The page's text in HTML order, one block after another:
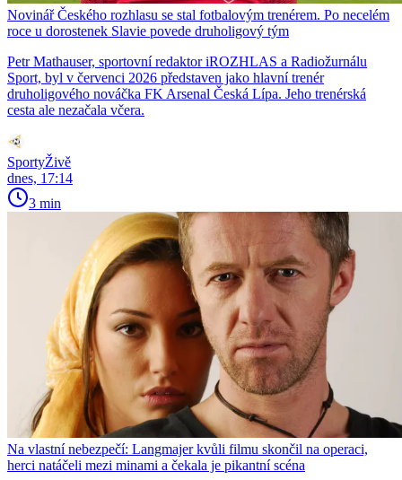
Novinář Českého rozhlasu se stal fotbalovým trenérem. Po necelém
roce u dorostenek Slavie povede druholigový tým
Petr Mathauser, sportovní redaktor iROZHLAS a Radiožurnálu
Sport, byl v červenci 2026 představen jako hlavní trenér
druholigového nováčka FK Arsenal Česká Lípa. Jeho trenérská
cesta ale nezačala včera.
SportyŽivě
dnes, 17:14
3 min
Na vlastní nebezpečí: Langmajer kvůli filmu skončil na operaci,
herci natáčeli mezi minami a čekala je pikantní scéna